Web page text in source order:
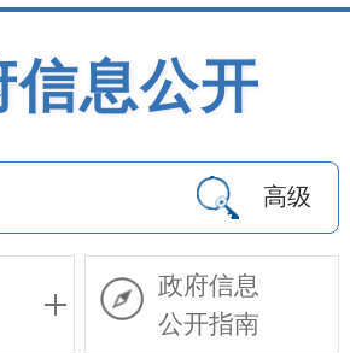
信息公开
高级
政府信息
公开指南